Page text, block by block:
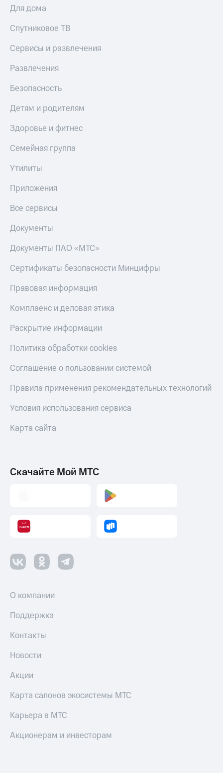
Для дома
Спутниковое ТВ
Сервисы и развлечения
Развлечения
Безопасность
Детям и родителям
Здоровье и фитнес
Семейная группа
Утилиты
Приложения
Все сервисы
Документы
Документы ПАО «МТС»
Сертификаты безопасности Минцифры
Правовая информация
Комплаенс и деловая этика
Раскрытие информации
Политика обработки cookies
Соглашение о пользовании системой
Правила применения рекомендательных технологий
Условия использования сервиса
Карта сайта
Скачайте Мой МТС
О компании
Поддержка
Контакты
Новости
Акции
Карта салонов экосистемы МТС
Карьера в МТС
Акционерам и инвесторам